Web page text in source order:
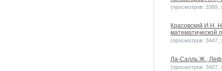
(просмотров: 3369,
Красовский И.Н.
математической
(просмотров: 3447,
Ла-Салль Ж.,
(просмотров: 3407,